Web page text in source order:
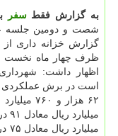
به گزارش فقطسفر
شصت و دومین جلسه
گزارش خزانه داری
ظرف چهار ماه نخست
اظهار داشت:
است در برش عملكردی